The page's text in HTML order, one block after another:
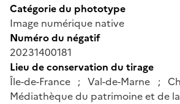
Catégorie du phototype
Image numérique native
Numéro du négatif
20231400181
Lieu de conservation du tirage
Île-de-France ; Val-de-Marne ;
Médiathèque du patrimoine et de